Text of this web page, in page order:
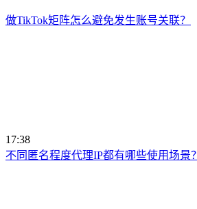
做TikTok矩阵怎么避免发生账号关联？
17:38
不同匿名程度代理IP都有哪些使用场景？